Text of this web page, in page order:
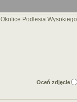
Okolice Podlesia Wysokiego
Oceń zdjęcie